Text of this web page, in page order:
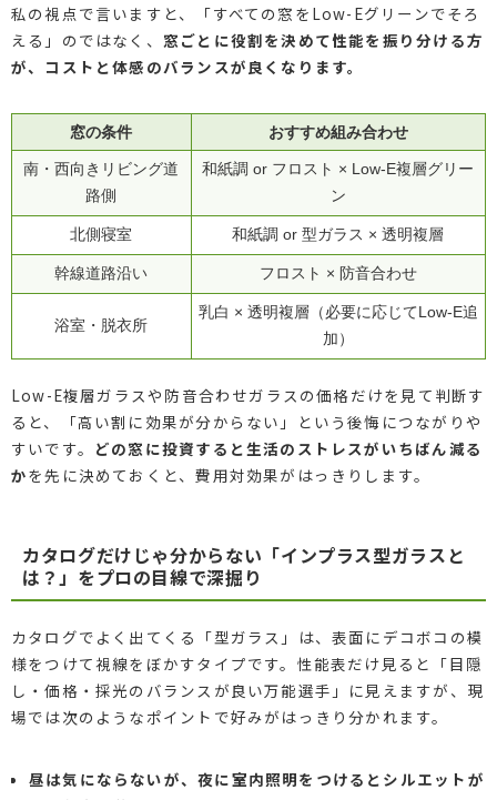
私の視点で言いますと、「すべての窓をLow-Eグリーンでそろ
える」のではなく、 窓ごとに役割を決めて性能を振り分ける方
が、コストと体感のバランスが良くなります。
窓の条件 おすすめ組み合わせ
南・西向きリビング道
路側
和紙調 or フロスト × Low-E複層グリー
ン
北側寝室 和紙調 or 型ガラス × 透明複層
幹線道路沿い フロスト × 防音合わせ
浴室・脱衣所
乳白 × 透明複層（必要に応じてLow-E追
加）
Low-E複層ガラスや防音合わせガラスの価格だけを見て判断す
ると、「高い割に効果が分からない」という後悔につながりや
すいです。 どの窓に投資すると生活のストレスがいちばん減る
かを先に決めておくと、費用対効果がはっきりします。
カタログだけじゃ分からない「インプラス型ガラスと
は？」をプロの目線で深掘り
カタログでよく出てくる「型ガラス」は、表面にデコボコの模
様をつけて視線をぼかすタイプです。性能表だけ見ると「目隠
し・価格・採光のバランスが良い万能選手」に見えますが、現
場では次のようなポイントで好みがはっきり分かれます。
昼は気にならないが、夜に室内照明をつけるとシルエットが